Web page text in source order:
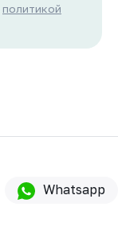
политикой
Whatsapp